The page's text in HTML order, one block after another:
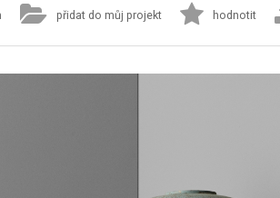
přidat do můj projekt hodnotit